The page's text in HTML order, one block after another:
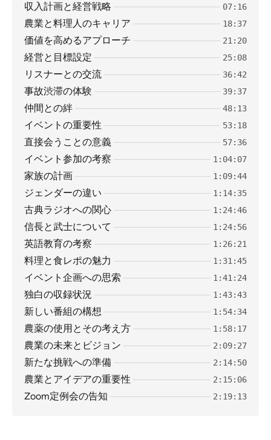
収入計画と経営戦略 07:16
農業と料理人のキャリア 18:37
価値を高めるアプローチ 21:20
経営と目標設定 25:08
リスナーとの交流 36:42
事故渋滞の体験 39:37
仲間との絆 48:13
イベントの重要性 53:18
直接会うことの意義 57:36
イベント参加の考察 1:04:07
家族の計画 1:09:44
ジェンダーの違い 1:14:35
古典ラジオへの関心 1:24:46
信長と武士について 1:24:56
英語教育の考察 1:26:21
料理と食レポの魅力 1:31:45
イベント企画への思索 1:41:24
独白の収録状況 1:43:43
新しい番組の構想 1:54:34
農薬の使用とその考え方 1:58:17
農業の未来とビジョン 2:09:27
新たな挑戦への準備 2:14:50
農業とアイデアの重要性 2:15:06
Zoom定例会の告知 2:19:13